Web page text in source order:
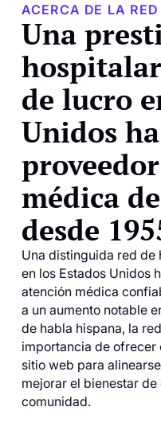
ACERCA DE LA
Una
de lucro
Unidos
médica
desde
Una distinguida red de
en los Estados Unidos
atención médica
a un aumento notable
de habla hispana, la
importancia de ofrecer
sitio web para
mejorar el bienestar
comunidad.